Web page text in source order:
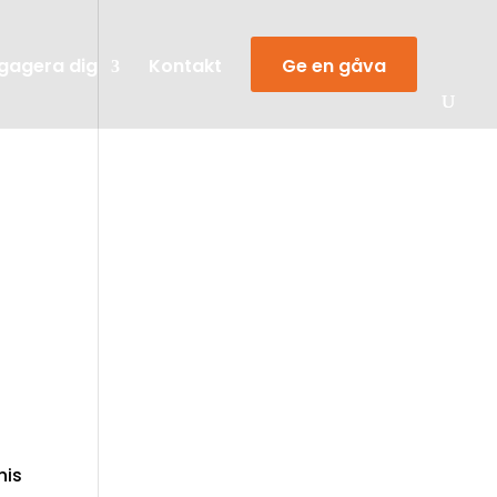
dig Kontakt Ge en gåva